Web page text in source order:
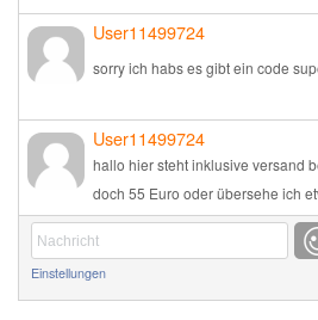
User11499724
sorry ich habs es gibt ein code
User11499724
hallo hier steht inklusive versand
doch 55 Euro oder übersehe ich
Günni
Einstellungen